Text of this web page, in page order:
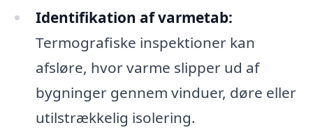
Identifikation af varmetab:
Termografiske inspektioner kan
afsløre, hvor varme slipper ud af
bygninger gennem vinduer, døre eller
utilstrækkelig isolering.